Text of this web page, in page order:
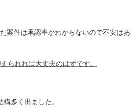
案件は承認率がわからないので不安はあ
られれば大丈夫のはずです。
多く出ました。